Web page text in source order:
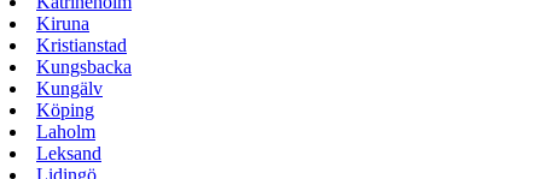
Kiruna
Kristianstad
Kungsbacka
Kungälv
Köping
Laholm
Leksand
Lidingö